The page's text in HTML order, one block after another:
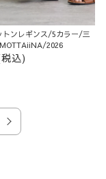
トンレギンス/5カラー/三
2026
込)